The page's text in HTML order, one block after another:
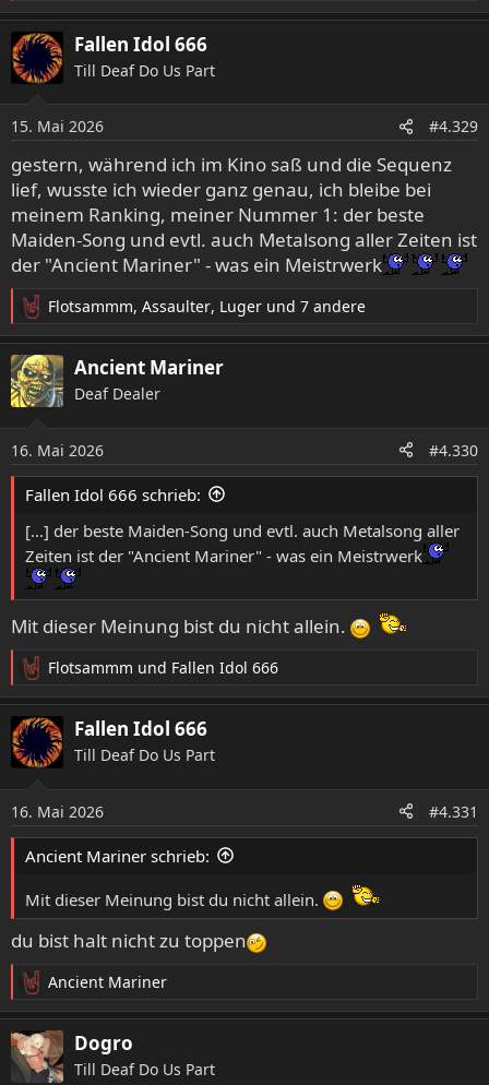
a
k
t
i
o
n
e
n
:
Fallen Idol 666
Till Deaf Do Us Part
15. Mai 2026 #4.329
gestern, während ich im Kino saß und die Sequenz
lief, wusste ich wieder ganz genau, ich bleibe bei
meinem Ranking, meiner Nummer 1: der beste
Maiden-Song und evtl. auch Metalsong aller Zeiten ist
der "Ancient Mariner" - was ein Meistrwerk
R
e
a
k
t
n
e
n
Flotsammm, Assaulter, Luger und 7 andere
Ancient Mariner
Deaf Dealer
16. Mai 2026 #4.330
Fallen Idol 666 schrieb:
[...] der beste Maiden-Song und evtl. auch Metalsong aller
Zeiten ist der "Ancient Mariner" - was ein Meistrwerk
Mit dieser Meinung bist du nicht allein.
R
e
a
k
t
n
e
n
Flotsammm und Fallen Idol 666
Fallen Idol 666
Till Deaf Do Us Part
16. Mai 2026 #4.331
Ancient Mariner schrieb:
Mit dieser Meinung bist du nicht allein.
du bist halt nicht zu toppen
R
e
a
k
t
Ancient Mariner
Dogro
Till Deaf Do Us Part